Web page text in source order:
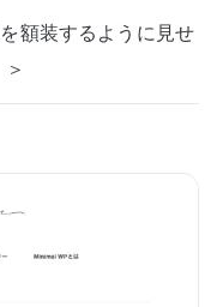
額装するように見せ